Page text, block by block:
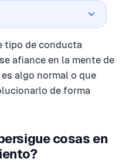
tipo de conducta
afiance en la mente de
algo normal o que
de forma
cosas en